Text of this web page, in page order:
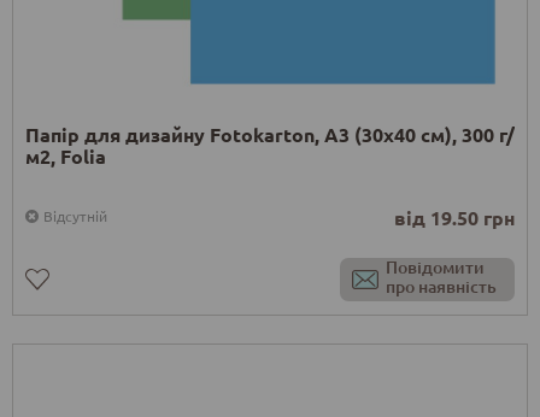
Папір для дизайну Fotokarton, А3 (30х40 см), 300 г/
м2, Folia
Відсутній від 19.50 грн
Повідомити
про наявність